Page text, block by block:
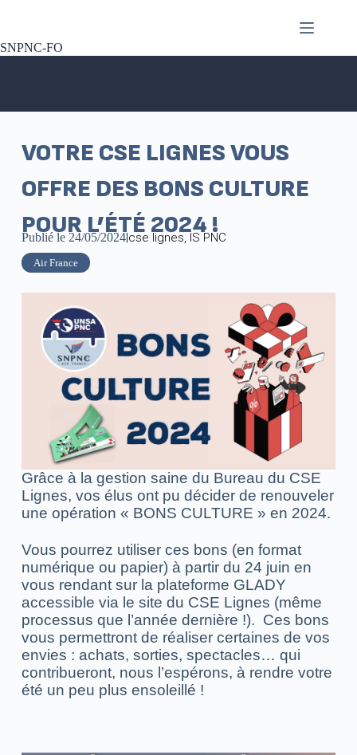
SNPNC-FO
VOTRE CSE LIGNES VOUS
OFFRE DES BONS CULTURE
POUR L’ÉTÉ 2024 !
Publié le 24/05/2024|cse lignes, IS PNC
Air France
Grâce à la gestion saine du Bureau du CSE
Lignes, vos élus ont pu décider de renouveler
une opération « BONS CULTURE » en 2024.
Vous pourrez utiliser ces bons (en format
numérique ou papier) à partir du 24 juin en
vous rendant sur la plateforme GLADY
accessible via le site du CSE Lignes (même
processus que l’année dernière !). Ces bons
vous permettront de réaliser certaines de vos
envies : achats, sorties, spectacles… qui
contribueront, nous l’espérons, à rendre votre
été un peu plus ensoleillé !